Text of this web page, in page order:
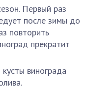
Первый раз
после зимы до
повторить
прекратит
винограда